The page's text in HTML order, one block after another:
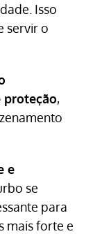
Isso
servir o
proteção,
e
se
para
mais forte e